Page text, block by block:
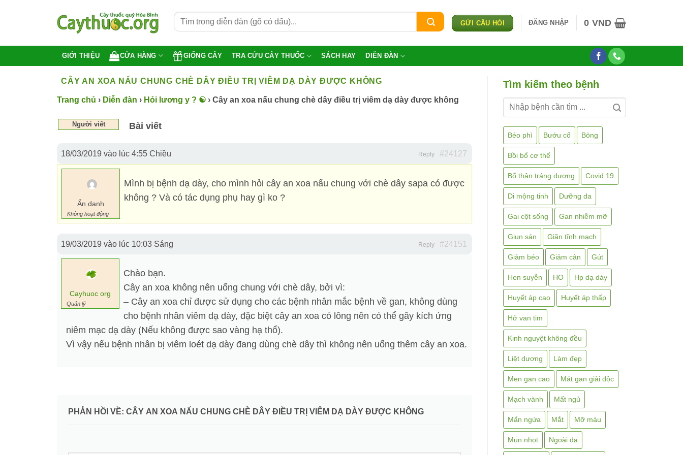
dung
GỬI CÂU HỎI ĐĂNG NHẬP 0 VND
GIỚI THIỆU CỬA HÀNG GIỐNG CÂY TRA CỨU CÂY THUỐC SÁCH HAY DIỄN ĐÀN
CÂY AN XOA NẤU CHUNG CHÈ DÂY ĐIỀU TRỊ VIÊM DẠ DÀY ĐƯỢC KHÔNG
Trang chủ › Diễn đàn › Hỏi lương y ? ☯️ › Cây an xoa nấu chung chè dây điều trị viêm dạ dày được không
Người viết Bài viết
18/03/2019 vào lúc 4:55 Chiều #24127
Reply
Ẩn danh
Không hoạt động
Mình bị bệnh dạ dày, cho mình hỏi cây an xoa nấu chung với chè dây sapa có được
không ? Và có tác dụng phụ hay gì ko ?
19/03/2019 vào lúc 10:03 Sáng #24151
Reply
Cayhuoc org
Quản lý
Chào bạn.
Cây an xoa không nên uống chung với chè dây, bởi vì:
– Cây an xoa chỉ được sử dụng cho các bệnh nhân mắc bệnh về gan, không dùng
cho bệnh nhân viêm dạ dày, đặc biệt cây an xoa có lông nên có thể gây kích ứng
niêm mạc dạ dày (Nếu không được sao vàng hạ thổ).
Vì vậy nếu bệnh nhân bị viêm loét dạ dày đang dùng chè dây thì không nên uống thêm cây an xoa.
PHẢN HỒI VỀ: CÂY AN XOA NẤU CHUNG CHÈ DÂY ĐIỀU TRỊ VIÊM DẠ DÀY ĐƯỢC KHÔNG
Tìm kiếm theo bệnh
Béo phì Bướu cổ Bỏng
Bồi bổ cơ thể
Bổ thận tráng dương Covid 19
Di mộng tinh Dưỡng da
Gai cột sống Gan nhiễm mỡ
Giun sán Giãn tĩnh mạch
Giảm béo Giảm cân Gút
Hen suyễn HO Hp dạ dày
Huyết áp cao Huyết áp thấp
Hở van tim
Kinh nguyệt không đều
Liệt dương Làm đẹp
Men gan cao Mát gan giải độc
Mạch vành Mất ngủ
Mẩn ngứa Mắt Mỡ máu
Mụn nhọt Ngoài da